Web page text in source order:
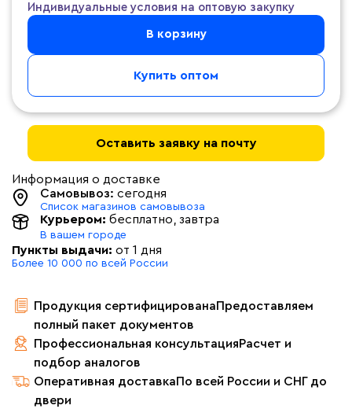
Индивидуальные условия на оптовую закупку
В корзину
Купить оптом
Оставить заявку на почту
Информация о доставке
Самовывоз: сегодня
Список магазинов самовывоза
Курьером: бесплатно , завтра
В вашем городе
Пункты выдачи: от 1 дня
Более 10 000 по всей России
Продукция сертифицированаПредоставляем
полный пакет документов
Профессиональная консультацияРасчет и
подбор аналогов
Оперативная доставкаПо всей России и СНГ до
двери